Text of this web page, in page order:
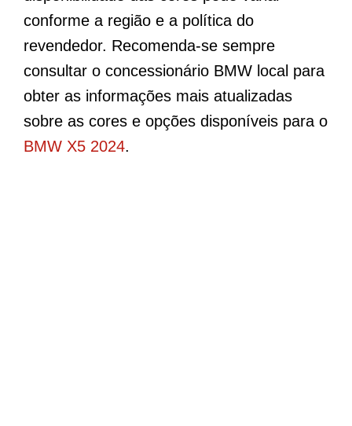
conforme a região e a política do
revendedor. Recomenda-se sempre
consultar o concessionário BMW local para
obter as informações mais atualizadas
sobre as cores e opções disponíveis para o
BMW X5 2024.